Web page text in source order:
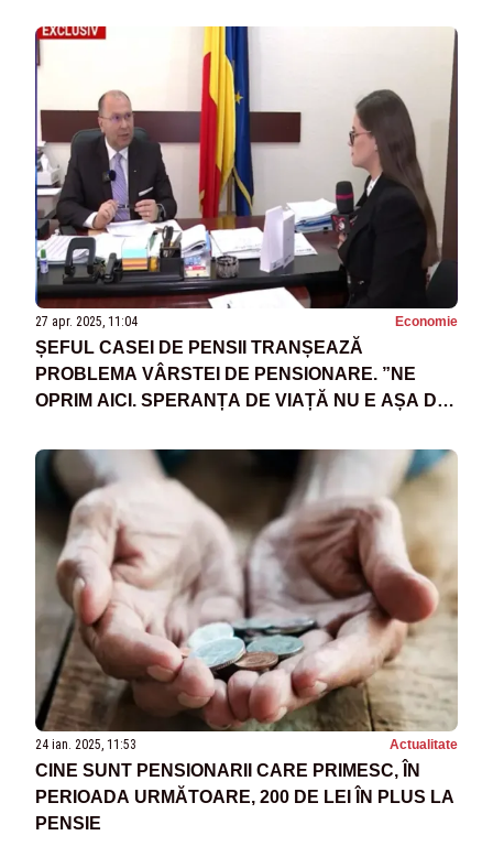
27 apr. 2025, 11:04 Economie
ȘEFUL CASEI DE PENSII TRANȘEAZĂ
PROBLEMA VÂRSTEI DE PENSIONARE. ”NE
OPRIM AICI. SPERANȚA DE VIAȚĂ NU E AȘA DE
24 ian. 2025, 11:53 Actualitate
CINE SUNT PENSIONARII CARE PRIMESC, ÎN
PERIOADA URMĂTOARE, 200 DE LEI ÎN PLUS LA
PENSIE